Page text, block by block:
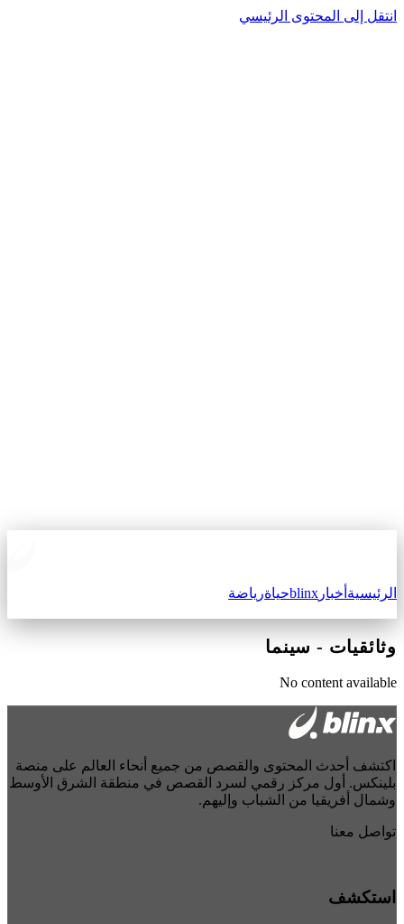
انتقل إلى المحتوى الرئيسي
الرئيسية أخبار blinxحياةرياضة
وثائقيات - سينما
No content available
اكتشف أحدث المحتوى والقصص من جميع أنحاء العالم على منصة
بلينكس. أول مركز رقمي لسرد القصص في منطقة الشرق الأوسط
وشمال أفريقيا من الشباب وإليهم.
تواصل معنا
استكشف